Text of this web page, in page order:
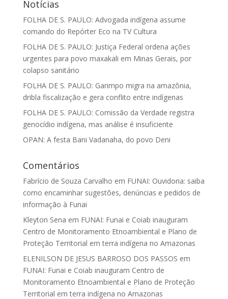
Notícias
FOLHA DE S. PAULO: Advogada indígena assume
comando do Repórter Eco na TV Cultura
FOLHA DE S. PAULO: Justiça Federal ordena ações
urgentes para povo maxakali em Minas Gerais, por
colapso sanitário
FOLHA DE S. PAULO: Garimpo migra na amazônia,
dribla fiscalização e gera conflito entre indígenas
FOLHA DE S. PAULO: Comissão da Verdade registra
genocídio indígena, mas análise é insuficiente
OPAN: A festa Bani Vadanaha, do povo Deni
Comentários
Fabrício de Souza Carvalho em FUNAI: Ouvidoria: saiba
como encaminhar sugestões, denúncias e pedidos de
informação à Funai
Kleyton Sena em FUNAI: Funai e Coiab inauguram
Centro de Monitoramento Etnoambiental e Plano de
Proteção Territorial em terra indígena no Amazonas
ELENILSON DE JESUS BARROSO DOS PASSOS em
FUNAI: Funai e Coiab inauguram Centro de
Monitoramento Etnoambiental e Plano de Proteção
Territorial em terra indígena no Amazonas